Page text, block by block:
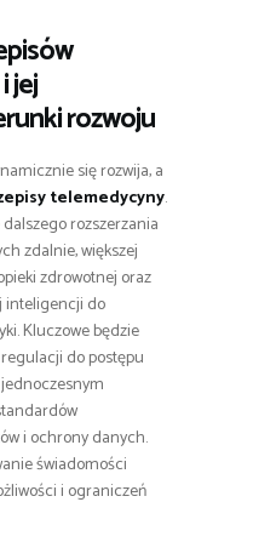
jej
rozwoju
się rozwija, a
telemedycyny.
rozszerzania
zdalnie, większej
zdrowotnej oraz
inteligencji do
Kluczowe będzie
do postępu
i ochrony danych.
świadomości
i ograniczeń